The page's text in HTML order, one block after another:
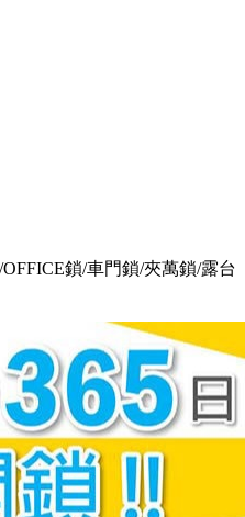
鎖/車門鎖/夾萬鎖/露台